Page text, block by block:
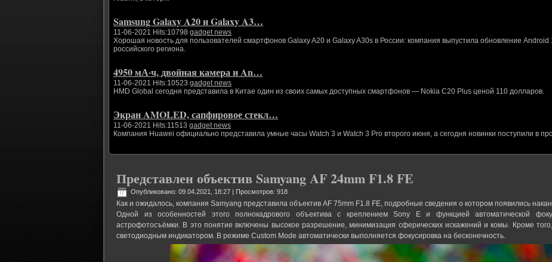
Samsung Galaxy A20 и Galaxy A3…
11-06-2021 Hits:10798 gadget news
Хорошая новость для пользователей смартфонов Galaxy A20 и Galaxy A30s в России: компания выпустила обновление Android
российского региона.
4950 мА·ч, двойная камера и An…
11-06-2021 Hits:10523 gadget news
HMD Global сегодня представила в Китае один из своих самых доступных смартфонов — Nokia C20 Plus ценой 110 долларов.
Экран AMOLED, сапфировое стекл…
11-06-2021 Hits:11513 gadget news
Компания Huawei официально представила умные часы Watch 3 и Watch 3 Pro второго июня, а сегодня новинки поступили в
Представлен объектив Samyang AF 24mm F1.8 FE
Опубликовано: 09.04.2021, 18:27 | Просмотров: 918
Как и ожидалось, компания Samyang представила объектив AF 75mm F1.8 FE, подробные сведения о котором появились
Одной из особенностей этого полнокадрового объектива с креплением Sony E и функцией автоматической
астрофотосъёмки. В это понятие включены высокое разрешение, минимизация сферических искажений и комы. Кроме
светодиодным индикатором. В режиме Custom Mode автоматически выполняется фокусировка на бесконечность.